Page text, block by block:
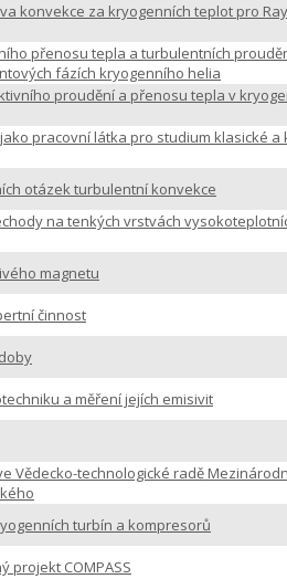
konvekce za kryogenních teplot pro
přenosu tepla a turbulentních
fázích kryogenního helia
proudění a přenosu tepla v
pracovní látka pro studium klasické a
otázek turbulentní konvekce
na tenkých vrstvách
magnetu
činnost
a měření jejích emisivit
Vědecko-technologické radě
turbín a kompresorů
projekt COMPASS